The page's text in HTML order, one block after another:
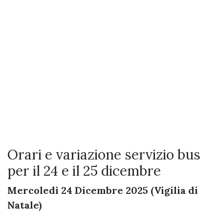
Orari e variazione servizio bus
per il 24 e il 25 dicembre
Mercoledì 24 Dicembre 2025 (Vigilia di ​
Natale)